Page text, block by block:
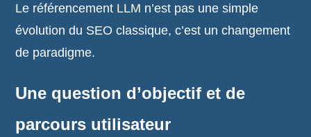
Le référencement LLM n’est pas une simple
évolution du SEO classique, c’est un changement
de paradigme.
Une question d’objectif et de
parcours utilisateur